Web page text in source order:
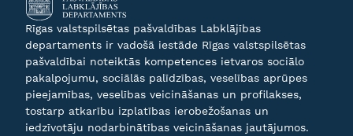
Rīgas valstspilsētas pašvaldības Labklājības
departaments ir vadošā iestāde Rīgas valstspilsētas
pašvaldībai noteiktās kompetences ietvaros sociālo
pakalpojumu, sociālās palīdzības, veselības aprūpes
pieejamības, veselības veicināšanas un profilakses,
tostarp atkarību izplatības ierobežošanas un
iedzīvotāju nodarbinātības veicināšanas jautājumos.